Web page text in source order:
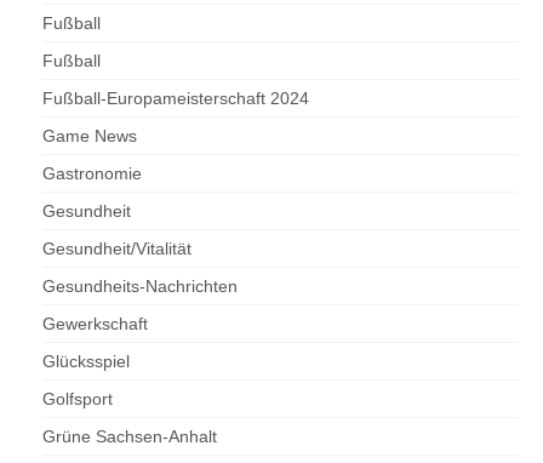
Fußball
Fußball
Fußball-Europameisterschaft 2024
Game News
Gastronomie
Gesundheit
Gesundheit/Vitalität
Gesundheits-Nachrichten
Gewerkschaft
Glücksspiel
Golfsport
Grüne Sachsen-Anhalt